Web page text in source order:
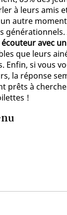
à leurs amis
autre
générationnels.
avec
que leurs
Enfin, si vous
la réponse
prêts à
!